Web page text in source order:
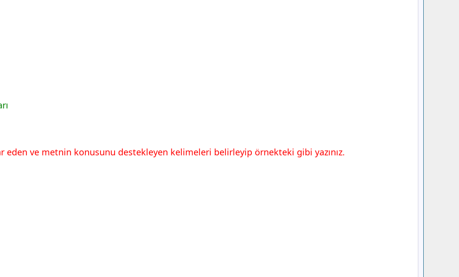
ve metnin konusunu destekleyen kelimeleri belirleyip örnekteki gibi yazınız.